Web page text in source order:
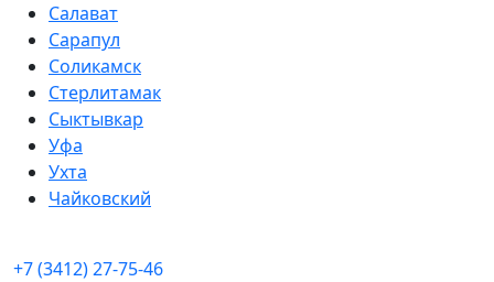
Салават
Сарапул
Соликамск
Стерлитамак
Сыктывкар
Уфа
Ухта
Чайковский
+7 (3412) 27-75-46